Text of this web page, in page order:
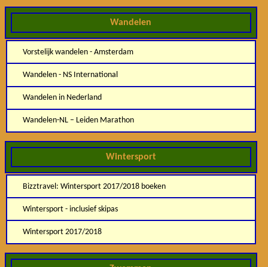
Wandelen
Vorstelijk wandelen - Amsterdam
Wandelen - NS International
Wandelen in Nederland
Wandelen-NL – Leiden Marathon
Wintersport
Bizztravel: Wintersport 2017/2018 boeken
Wintersport - inclusief skipas
Wintersport 2017/2018